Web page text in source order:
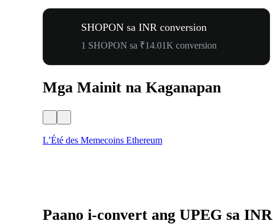
SHOPON sa INR conversion
1 SHOPON sa ₹14.01K conversion
Mga Mainit na Kaganapan
L’Été des Memecoins Ethereum
Paano i-convert ang UPEG sa INR